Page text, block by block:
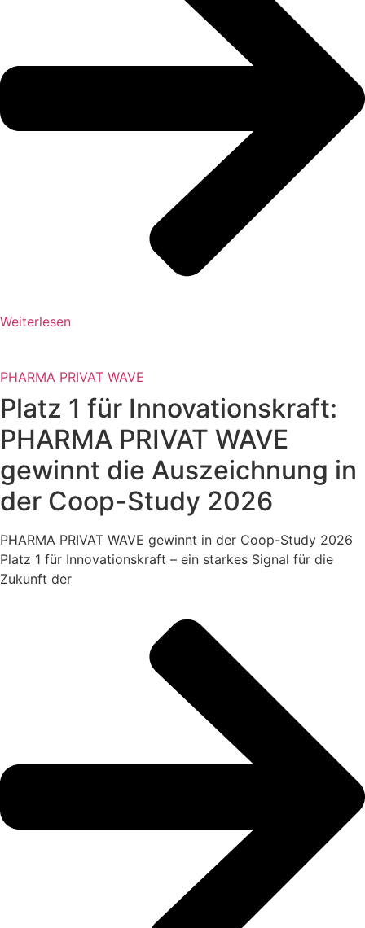
Weiterlesen
PHARMA PRIVAT WAVE
Platz 1 für Innovationskraft:
PHARMA PRIVAT WAVE
gewinnt die Auszeichnung in
der Coop-Study 2026
PHARMA PRIVAT WAVE gewinnt in der Coop-Study 2026
Platz 1 für Innovationskraft – ein starkes Signal für die
Zukunft der